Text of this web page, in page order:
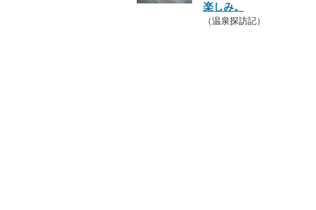
楽しみ。
（温泉探訪記）